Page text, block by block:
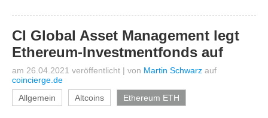
CI Global Asset Management legt
Ethereum-Investmentfonds auf
am 26.04.2021 veröffentlicht | von Martin Schwarz auf
coincierge.de
Allgemein
Altcoins Ethereum ETH